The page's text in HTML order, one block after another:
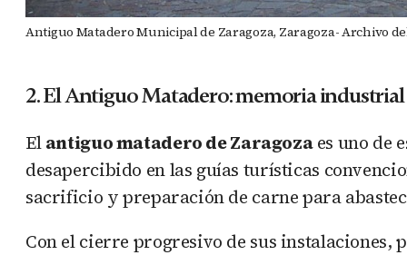
Antiguo Matadero Municipal de Zaragoza, Zaragoza- Archivo
2. El Antiguo Matadero: memoria industrial
Elantiguo matadero de Zaragozaes uno de
desapercibido en las guías turísticas
sacrificio y preparación de carne para
Con el cierre progresivo de sus